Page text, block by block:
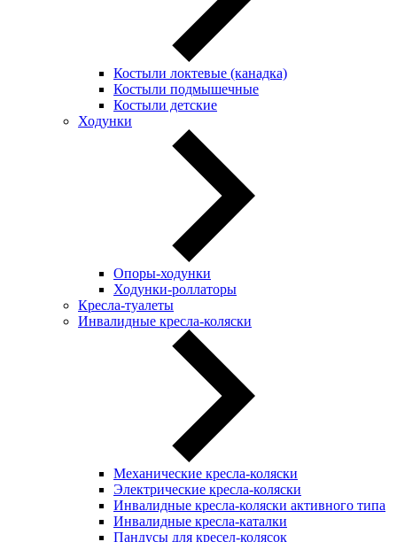
Костыли локтевые (канадка)
Костыли подмышечные
Костыли детские
Ходунки
Опоры-ходунки
Ходунки-роллаторы
Кресла-туалеты
Инвалидные кресла-коляски
Механические кресла-коляски
Электрические кресла-коляски
Инвалидные кресла-коляски активного типа
Инвалидные кресла-каталки
Пандусы для кресел-колясок